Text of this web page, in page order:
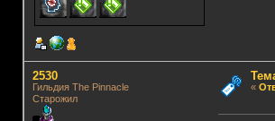
2530
Гильдия The Pinnacle
Старожил
«